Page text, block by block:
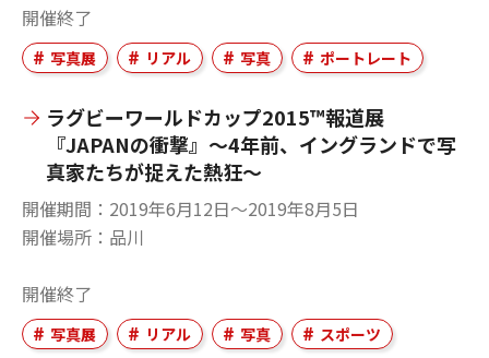
開催終了
写真展 リアル 写真 ポートレート
ラグビーワールドカップ2015™報道展
『JAPANの衝撃』～4年前、イングランドで写
真家たちが捉えた熱狂～
開催期間
2019年6月12日〜2019年8月5日
開催場所
品川
開催終了
写真展 リアル 写真 スポーツ